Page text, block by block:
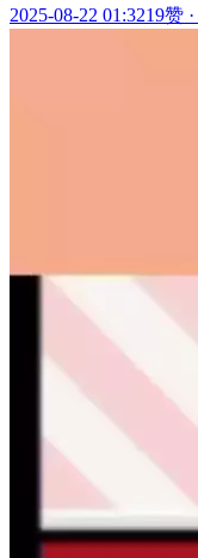
2025-08-22 01:3219赞 ·